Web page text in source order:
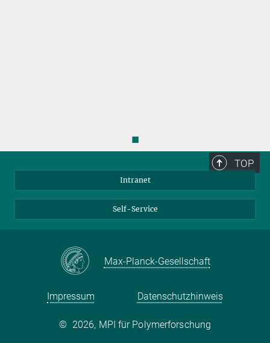
◼
TOP
Intranet
Self-Service
Max-Planck-Gesellschaft
Impressum Datenschutzhinweis
© 2026, MPI für Polymerforschung